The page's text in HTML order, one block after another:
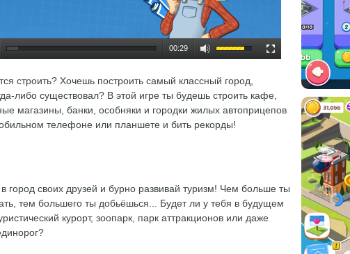
00:29
строить? Хочешь построить самый классный город,
либо существовал? В этой игре ты будешь строить кафе,
магазины, банки, особняки и городки жилых автоприцепов
телефоне или планшете и бить рекорды!
город своих друзей и бурно развивай туризм! Чем больше ты
тем большего ты добьёшься... Будет ли у тебя в будущем
курорт, зоопарк, парк аттракционов или даже